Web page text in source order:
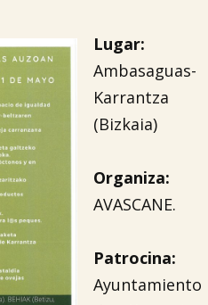
Lugar:
Ambasaguas-
Karrantza
(Bizkaia)
Organiza:
AVASCANE.
Patrocina:
Ayuntamiento